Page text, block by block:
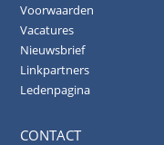
Voorwaarden
Vacatures
Nieuwsbrief
Linkpartners
Ledenpagina
CONTACT